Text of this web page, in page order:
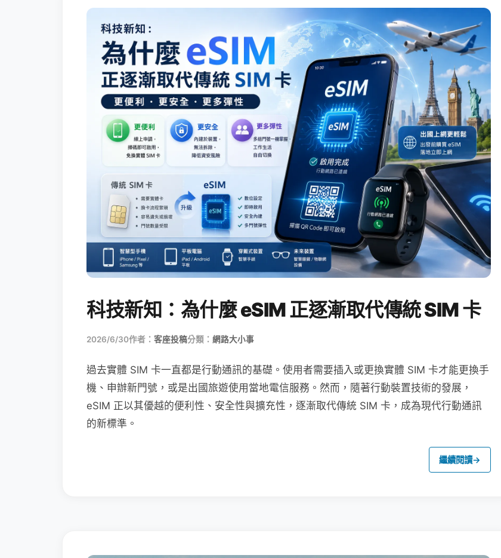
科技新知：為什麼 eSIM 正逐漸取代傳統 SIM 卡
2026/6/30作者： 客座投稿分類： 網路大小事
過去實體 SIM 卡一直都是行動通訊的基礎。使用者需要插入或更換實體 SIM 卡才能更換手
機、申辦新門號，或是出國旅遊使用當地電信服務。然而，隨著行動裝置技術的發展，
eSIM 正以其優越的便利性、安全性與擴充性，逐漸取代傳統 SIM 卡，成為現代行動通訊
的新標準。
繼續閱讀→